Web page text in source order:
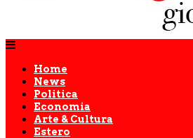
Home
News
Politica
Economia
Arte & Cultura
Estero